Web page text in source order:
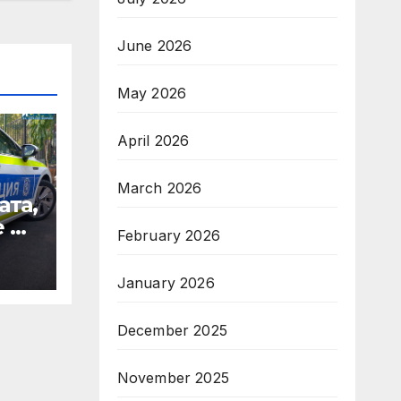
на
June 2026
May 2026
April 2026
March 2026
February 2026
January 2026
December 2025
November 2025